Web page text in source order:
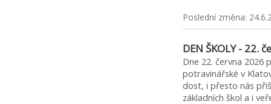
Poslední změna:
DEN ŠKOLY - 22.
Dne 22. června 2026
potravinářské v
dost, i přesto nás
základních škol a i